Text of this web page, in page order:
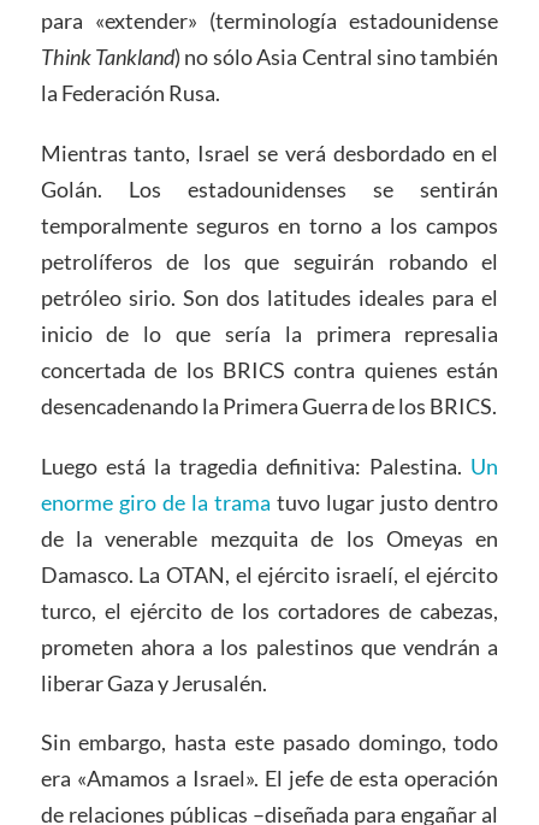
para «extender» (terminología estadounidense
Think Tankland) no sólo Asia Central sino también
la Federación Rusa.
Mientras tanto, Israel se verá desbordado en el
Golán. Los estadounidenses se sentirán
temporalmente seguros en torno a los campos
petrolíferos de los que seguirán robando el
petróleo sirio. Son dos latitudes ideales para el
inicio de lo que sería la primera represalia
concertada de los BRICS contra quienes están
desencadenando la Primera Guerra de los BRICS.
Luego está la tragedia definitiva: Palestina. Un
enorme giro de la trama tuvo lugar justo dentro
de la venerable mezquita de los Omeyas en
Damasco. La OTAN, el ejército israelí, el ejército
turco, el ejército de los cortadores de cabezas,
prometen ahora a los palestinos que vendrán a
liberar Gaza y Jerusalén.
Sin embargo, hasta este pasado domingo, todo
era «Amamos a Israel». El jefe de esta operación
de relaciones públicas –diseñada para engañar al